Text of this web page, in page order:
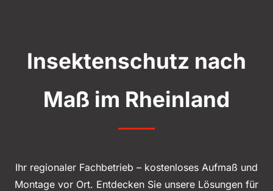
Insektenschutz nach
Maß im Rheinland
Ihr regionaler Fachbetrieb – kostenloses Aufmaß und
Montage vor Ort. Entdecken Sie unsere Lösungen für